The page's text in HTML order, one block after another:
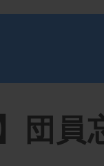
団員